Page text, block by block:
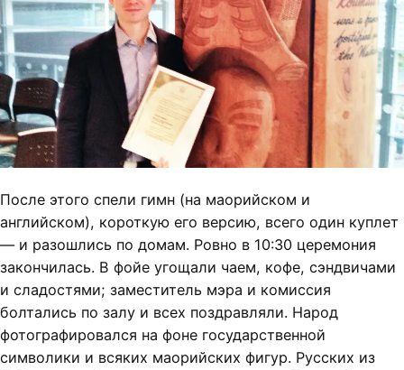
После этого спели гимн (на маорийском и
английском), короткую его версию, всего один куплет
— и разошлись по домам. Ровно в 10:30 церемония
закончилась. В фойе угощали чаем, кофе, сэндвичами
и сладостями; заместитель мэра и комиссия
болтались по залу и всех поздравляли. Народ
фотографировался на фоне государственной
символики и всяких маорийских фигур. Русских из